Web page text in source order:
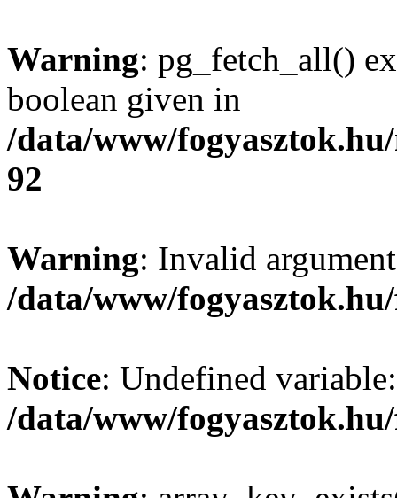
Warning: pg_fetch_all()
boolean given in
/data/www/
92
Warning: Invalid
/data/www/
Notice: Undefined
/data/www/